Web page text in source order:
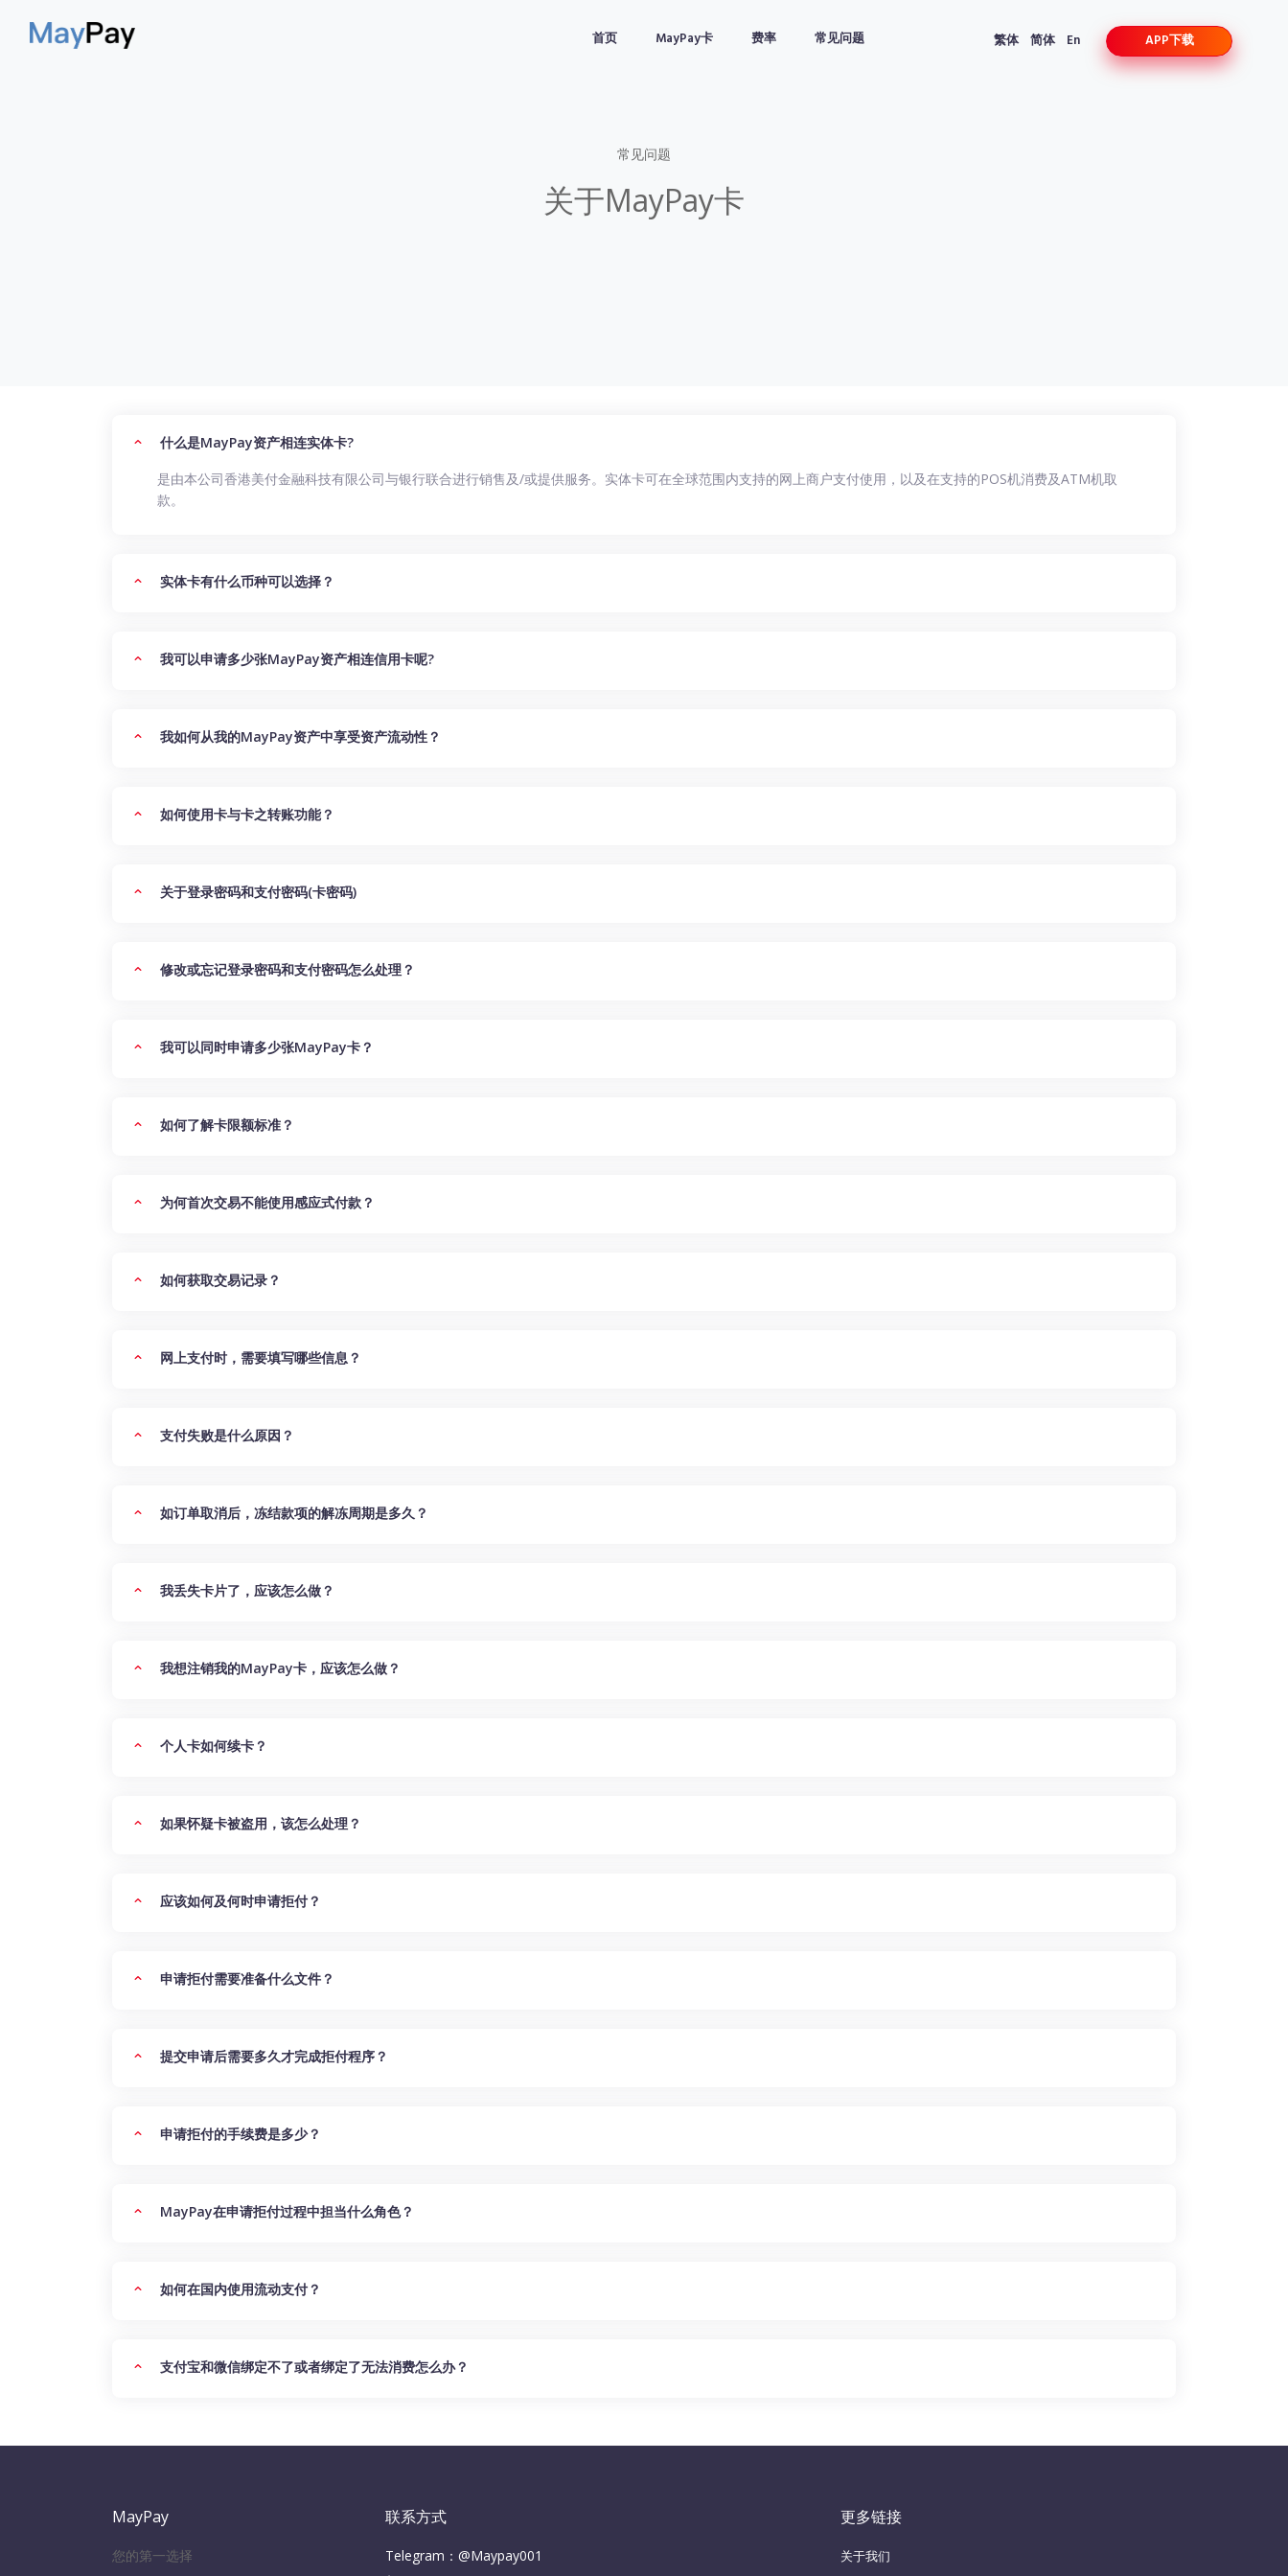
首页 MayPay卡 费率 常见问题 繁体 简体 En APP下载
常见问题
关于MayPay卡
什么是MayPay资产相连实体卡?
是由本公司香港美付金融科技有限公司与银行联合进行销售及/或提供服务。实体卡可在全球范围内支持的网上商户支付使用，以及在支持的POS机消费及ATM机取
款。
实体卡有什么币种可以选择？
我可以申请多少张MayPay资产相连信用卡呢?
我如何从我的MayPay资产中享受资产流动性？
如何使用卡与卡之转账功能？
关于登录密码和支付密码(卡密码)
修改或忘记登录密码和支付密码怎么处理？
我可以同时申请多少张MayPay卡？
如何了解卡限额标准？
为何首次交易不能使用感应式付款？
如何获取交易记录？
网上支付时，需要填写哪些信息？
支付失败是什么原因？
如订单取消后，冻结款项的解冻周期是多久？
我丢失卡片了，应该怎么做？
我想注销我的MayPay卡，应该怎么做？
个人卡如何续卡？
如果怀疑卡被盗用，该怎么处理？
应该如何及何时申请拒付？
申请拒付需要准备什么文件？
提交申请后需要多久才完成拒付程序？
申请拒付的手续费是多少？
MayPay在申请拒付过程中担当什么角色？
如何在国内使用流动支付？
支付宝和微信绑定不了或者绑定了无法消费怎么办？
MayPay
您的第一选择
联系方式
Telegram：@Maypay001
更多链接
关于我们